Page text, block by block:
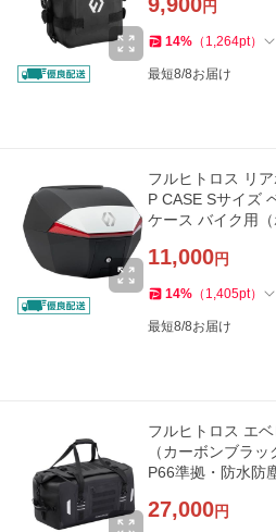
円
14% （ 1,264pt）
最短8/8お届け
フルヒトロス リ
P CASE Sサイズ
ケース バイク用
11,000円
14% （ 1,405pt）
最短8/8お届け
フルヒトロス エ
（カーボンブラ
P66準拠・防水防
27,000円